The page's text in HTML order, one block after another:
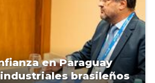
en Paraguay
brasileños